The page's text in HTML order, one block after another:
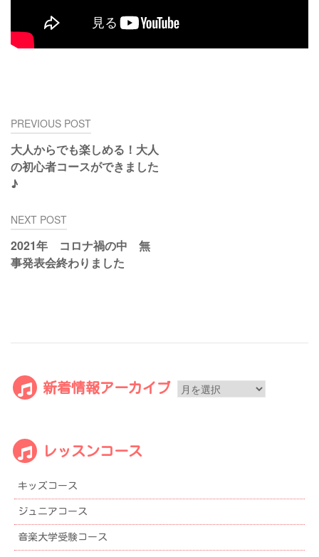
投
稿
ナ
ビ
ゲ
シ
ョ
ン
PREVIOUS POST
大人からでも楽しめる！大人
の初心者コースができました
♪
NEXT POST
2021年 コロナ禍の中 無
事発表会終わりました
新着情報アーカイブ
新
ブ
レッスンコース
キッズコース
ジュニアコース
音楽大学受験コース